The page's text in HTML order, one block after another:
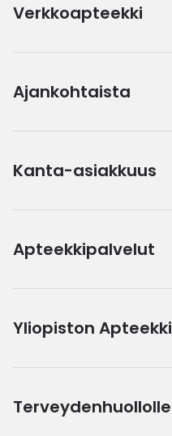
Verkkoapteekki
Ajankohtaista
Kanta-asiakkuus
Apteekkipalvelut
Yliopiston Apteekki
Terveydenhuollolle